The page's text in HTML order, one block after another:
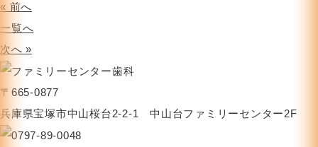
« 前へ
一覧へ
次へ »
〒665-0877
兵庫県宝塚市中山桜台2-2-1 中山台ファミリーセンター2F